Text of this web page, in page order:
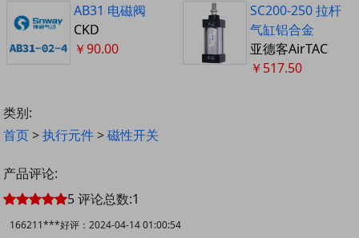
AB31 电磁阀
CKD
￥90.00
SC200-250 拉杆
气缸铝合金
亚德客AirTAC
￥517.50
类别:
首页>执行元件>磁性开关
产品评论:
5评论总数:1
166211***好评： 2024-04-14 01:00:54